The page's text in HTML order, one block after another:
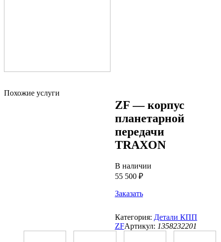
ZF — корпус
планетарной
передачи
TRAXON
В наличии
55 500 ₽
Заказать
Категория: Детали КПП
ZFАртикул: 1358232201
Похожие услуги